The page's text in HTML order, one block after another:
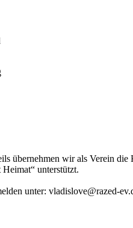
übernehmen wir als Verein
unterstützt.
unter: vladislove@razed-